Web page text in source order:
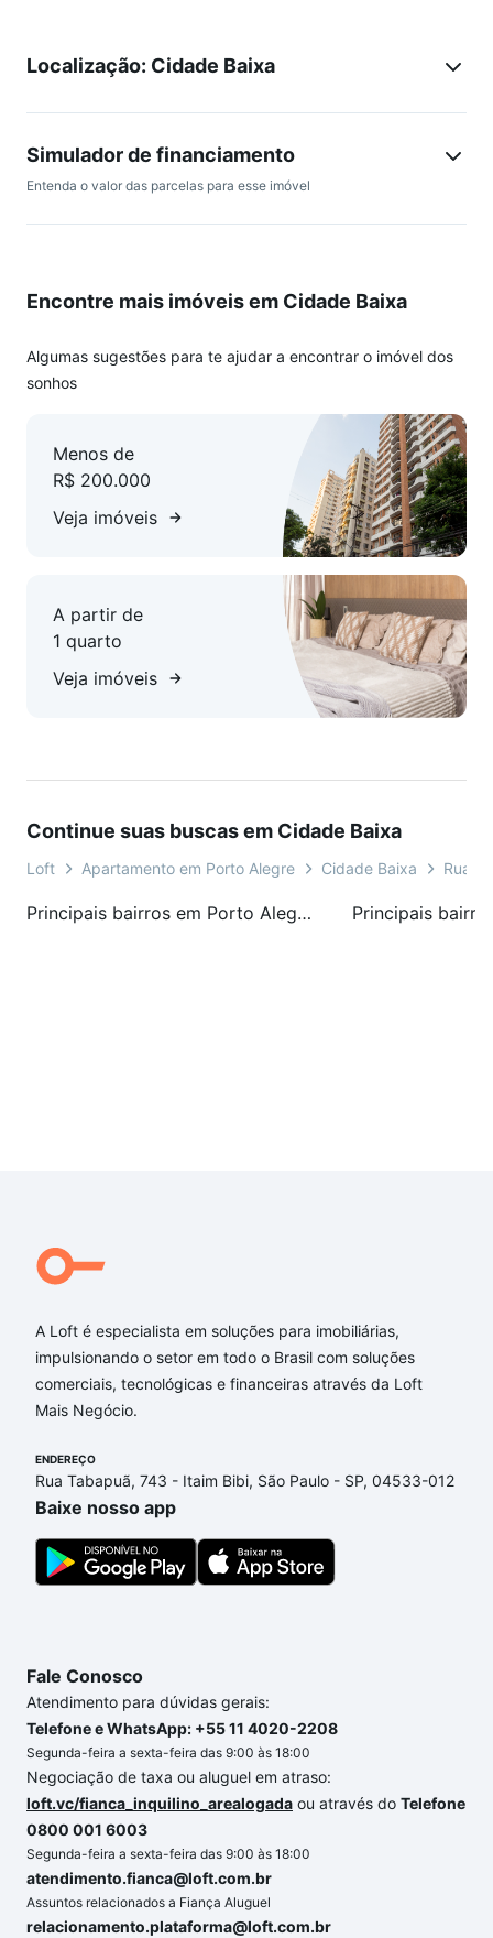
restaurantes e opções gastronômicas, perfeitos para curtir
para alugar nas redondezas, garantindo facilidade para
quem tem carro.
O prédio conta com elevador e portaria noturna,
proporcionando mais segurança e comodidade.
tem de melhor!
Localização: Cidade Baixa
Simulador de financiamento
Entenda o valor das parcelas para esse imóvel
Encontre mais imóveis em Cidade Baixa
Algumas sugestões para te ajudar a encontrar o imóvel dos
sonhos
Menos de
R$ 200.000
Veja imóveis
A partir de
1 quarto
Veja imóveis
Continue suas buscas em Cidade Baixa
Loft Apartamento em Porto Alegre Cidade Baixa Rua
Principais bairros em Porto Alegre, RS
A Loft é especialista em soluções para imobiliárias,
impulsionando o setor em todo o Brasil com soluções
comerciais, tecnológicas e financeiras através da Loft
Mais Negócio.
ENDEREÇO
Rua Tabapuã, 743 - Itaim Bibi, São Paulo - SP, 04533-012
Baixe nosso app
Fale Conosco
Atendimento para dúvidas gerais:
Telefone e WhatsApp: +55 11 4020-2208
Segunda-feira a sexta-feira das 9:00 às 18:00
Negociação de taxa ou aluguel em atraso:
loft.vc/fianca_inquilino_arealogada ou através do Telefone
0800 001 6003
Segunda-feira a sexta-feira das 9:00 às 18:00
atendimento.fianca@loft.com.br
Assuntos relacionados a Fiança Aluguel
relacionamento.plataforma@loft.com.br